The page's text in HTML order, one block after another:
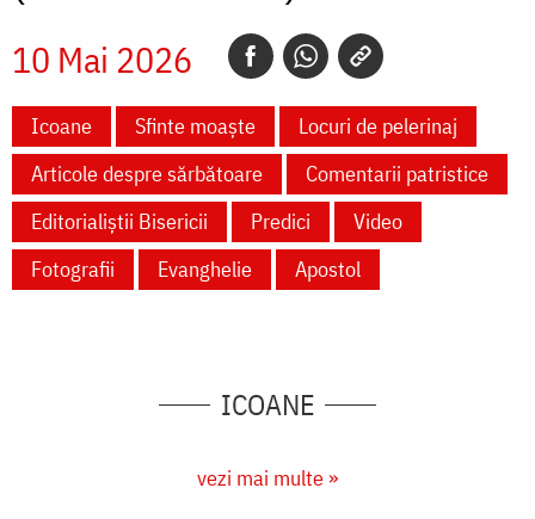
10 Mai 2026
Icoane Sfinte moaște
Locuri de pelerinaj
Articole despre sărbătoare
Comentarii patristice
Editorialiștii Bisericii
Predici
Video
Fotografii
Evanghelie Apostol
ICOANE
vezi mai multe »